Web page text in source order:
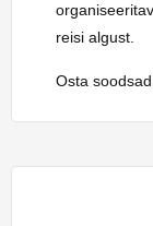
reisi algust.
Osta soodsad